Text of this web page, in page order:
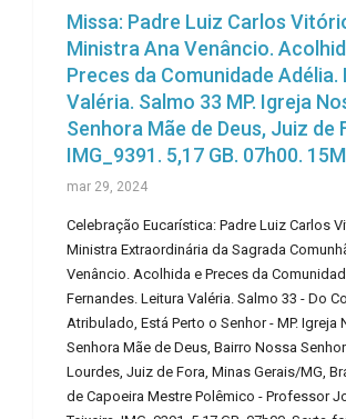
Missa: Padre Luiz Carlos
Ministra Ana Venâncio.
Preces da Comunidade Adélia.
Valéria. Salmo 33 MP. Igreja
Senhora Mãe de Deus, Juiz de
IMG_9391. 5,17 GB. 07h00.
mar 29, 2024
Celebração Eucarística: Padre Luiz Carlos
Ministra Extraordinária da Sagrada
Venâncio. Acolhida e Preces da
Fernandes. Leitura Valéria. Salmo 33 - Do
Atribulado, Está Perto o Senhor - MP. Igreja
Senhora Mãe de Deus, Bairro Nossa
Lourdes, Juiz de Fora, Minas Gerais/MG,
de Capoeira Mestre Polêmico - Professor